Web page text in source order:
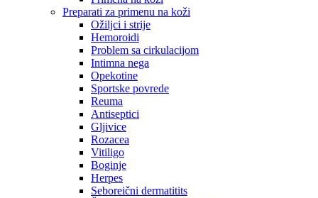
Preparati za primenu na koži
Ožiljci i strije
Hemoroidi
Problem sa cirkulacijom
Intimna nega
Opekotine
Sportske povrede
Reuma
Antiseptici
Gljivice
Rozacea
Vitiligo
Boginje
Herpes
Seboreični dermatitits